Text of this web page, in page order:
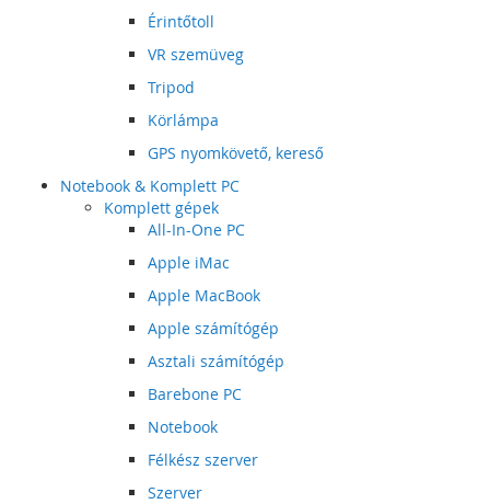
Érintőtoll
VR szemüveg
Tripod
Körlámpa
GPS nyomkövető, kereső
Notebook & Komplett PC
Komplett gépek
All-In-One PC
Apple iMac
Apple MacBook
Apple számítógép
Asztali számítógép
Barebone PC
Notebook
Félkész szerver
Szerver